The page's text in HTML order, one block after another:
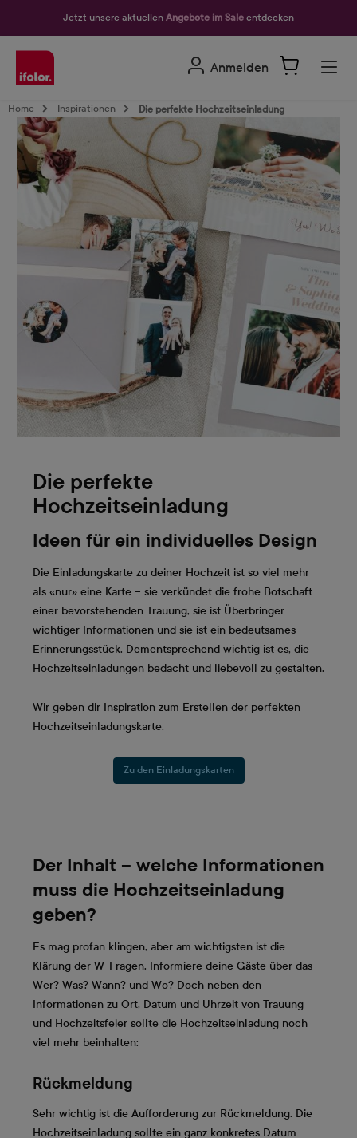
Jetzt unsere aktuellen Angebote im Sale entdecken
Anmelden
Home Inspirationen Die perfekte Hochzeitseinladung
Die perfekte
Hochzeitseinladung
Ideen für ein individuelles Design
Die Einladungskarte zu deiner Hochzeit ist so viel mehr
als «nur» eine Karte – sie verkündet die frohe Botschaft
einer bevorstehenden Trauung, sie ist Überbringer
wichtiger Informationen und sie ist ein bedeutsames
Erinnerungsstück. Dementsprechend wichtig ist es, die
Hochzeitseinladungen bedacht und liebevoll zu gestalten.
Wir geben dir Inspiration zum Erstellen der perfekten
Hochzeitseinladungskarte.
Zu den Einladungskarten
Der Inhalt – welche Informationen
muss die Hochzeitseinladung
geben?
Es mag profan klingen, aber am wichtigsten ist die
Klärung der W-Fragen. Informiere deine Gäste über das
Wer? Was? Wann? und Wo? Doch neben den
Informationen zu Ort, Datum und Uhrzeit von Trauung
und Hochzeitsfeier sollte die Hochzeitseinladung noch
viel mehr beinhalten:
Rückmeldung
Sehr wichtig ist die Aufforderung zur Rückmeldung. Die
Hochzeitseinladung sollte ein ganz konkretes Datum